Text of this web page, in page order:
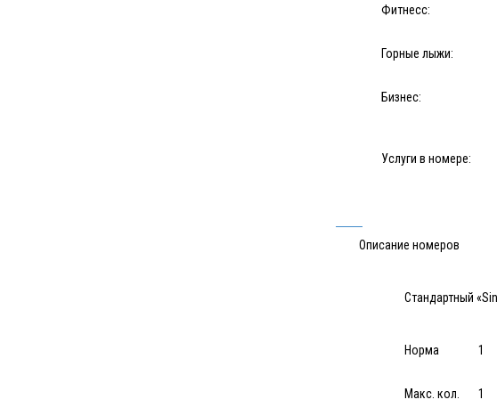
Фитнесс:
Горные лыжи:
Бизнес:
Услуги в номере:
Описание номеров
Стандартный
Норма 1
Макс. кол. 1